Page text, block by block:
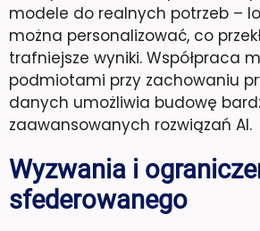
modele do realnych potrzeb –
można personalizować, co
trafniejsze wyniki. Współpraca
podmiotami przy zachowaniu
danych umożliwia budowę
zaawansowanych rozwiązań AI.
Wyzwania i
sfederowanego